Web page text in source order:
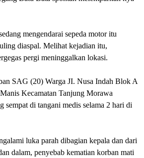
mengendarai sepeda motor itu
diaspal. Melihat kejadian itu,
pergi meninggalkan lokasi.
SAG (20) Warga JI. Nusa Indah Blok A
Kecamatan Tanjung Morawa
sempat di tangani medis selama 2 hari di
luka parah dibagian kepala dan dari
dalam, penyebab kematian korban mati